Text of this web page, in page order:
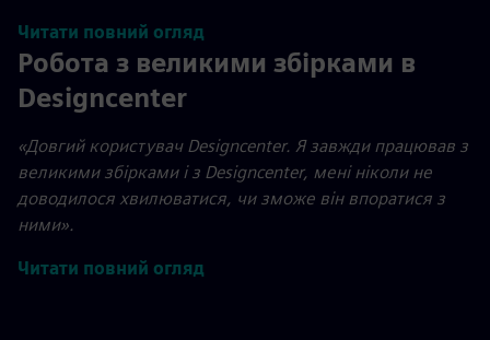
Читати повний огляд
Робота з великими збірками в
Designcenter
«Довгий користувач Designcenter. Я завжди працював з
великими збірками і з Designcenter, мені ніколи не
доводилося хвилюватися, чи зможе він впоратися з
ними».
Читати повний огляд